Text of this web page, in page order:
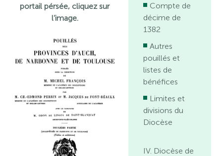
portail pérsée, cliquez sur
l’image.
Compte de
décime de
1382
Autres
pouillés et
listes de
bénéfices
Limites et
divisions du
Diocèse
IV. Diocèse de